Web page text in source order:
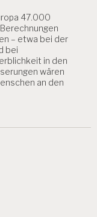
47.000
– etwa bei der
bei
in den
wären
an den